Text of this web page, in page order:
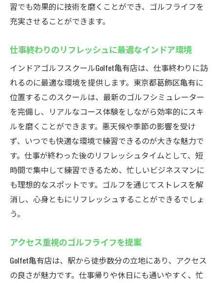
習でも効果的に技術を磨くことができ、ゴルフライフを
充実させることができます。
仕事終わりのリフレッシュに最適なインドア環境
インドアゴルフスクールGolfet亀有店は、仕事終わりに訪
れるのに最適な環境を提供します。東京都葛飾区亀有に
位置するこのスクールは、最新のゴルフシミュレーター
を完備し、リアルなコース体験をしながら効率的にスキ
ルを磨くことができます。悪天候や季節の影響を受け
ず、いつでも快適な環境で練習できるのが大きな魅力で
す。仕事が終わった後のリフレッシュタイムとして、短
時間で集中して練習できるため、忙しいビジネスマンに
も理想的なスポットです。ゴルフを通じてストレスを解
消し、心身ともにリフレッシュすることができるでしょ
う。
アクセス重視のゴルフライフを提案
Golfet亀有店は、駅から徒歩数分の立地にあり、アクセス
の良さが魅力です。仕事帰りや休日にも通いやすく、忙